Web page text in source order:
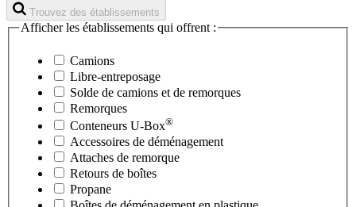
Trouvez des établissements
Afficher les établissements qui offrent :
Camions
Libre-entreposage
Solde de camions et de remorques
Remorques
Conteneurs U-Box®
Accessoires de déménagement
Attaches de remorque
Retours de boîtes
Propane